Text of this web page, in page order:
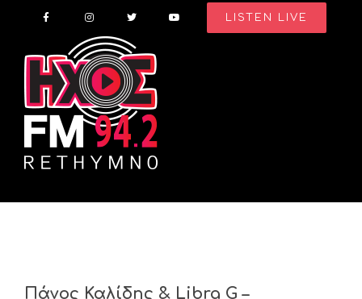
content
LISTEN LIVE
Πάνος Καλίδης & Libra G –